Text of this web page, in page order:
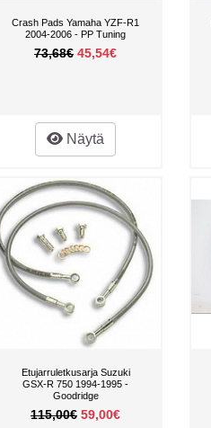
Crash Pads Yamaha YZF-R1
2004-2006 - PP Tuning
73,68€ 45,54€
Näytä
Etujarruletkusarja Suzuki
GSX-R 750 1994-1995 -
Goodridge
115,00€ 59,00€